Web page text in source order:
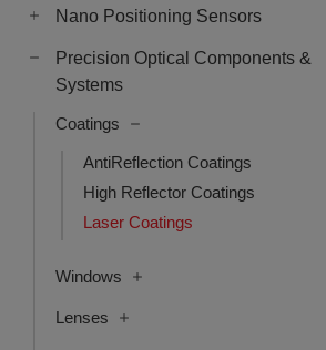
Nano Positioning Sensors
Precision Optical Components &
Systems
Coatings
AntiReflection Coatings
High Reflector Coatings
Laser Coatings
Windows
Lenses